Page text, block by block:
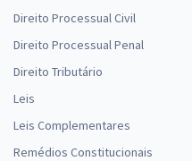
Direito Processual Civil
Direito Processual Penal
Direito Tributário
Leis
Leis Complementares
Remédios Constitucionais